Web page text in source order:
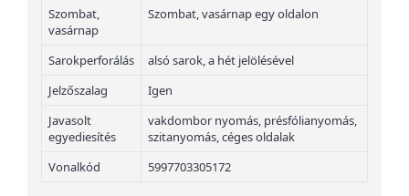
Szombat,
vasárnap
Szombat, vasárnap egy oldalon
Sarokperforálás
alsó sarok, a hét jelölésével
Jelzőszalag
Igen
Javasolt
egyediesítés
vakdombor nyomás, présfólianyomás,
szitanyomás, céges oldalak
Vonalkód
5997703305172